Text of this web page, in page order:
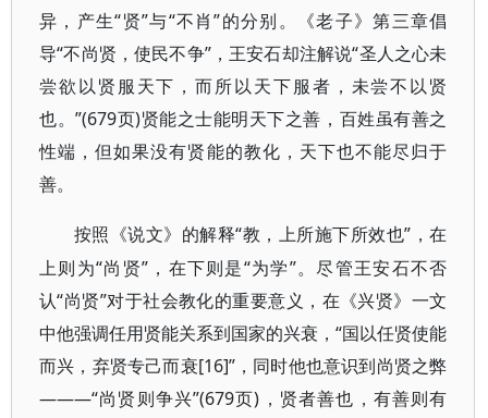
异，产生“贤”与“不肖”的分别。《老子》第三章倡
导“不尚贤，使民不争”，王安石却注解说“圣人之心未
尝欲以贤服天下，而所以天下服者，未尝不以贤
也。”(679页)贤能之士能明天下之善，百姓虽有善之
性端，但如果没有贤能的教化，天下也不能尽归于
善。
按照《说文》的解释“教，上所施下所效也”，在
上则为“尚贤”，在下则是“为学”。尽管王安石不否
认“尚贤”对于社会教化的重要意义，在《兴贤》一文
中他强调任用贤能关系到国家的兴衰，“国以任贤使能
而兴，弃贤专己而衰[16]”，同时他也意识到尚贤之弊
———“尚贤则争兴”(679页)，贤者善也，有善则有